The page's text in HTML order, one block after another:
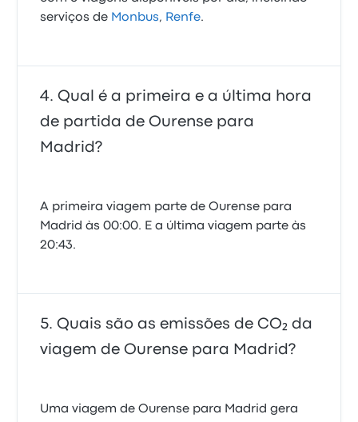
serviços de Monbus, Renfe.
Qual é a primeira e a última hora
de partida de Ourense para
Madrid?
A primeira viagem parte de Ourense para
Madrid às 00:00. E a última viagem parte às
20:43.
Quais são as emissões de CO₂ da
viagem de Ourense para Madrid?
Uma viagem de Ourense para Madrid gera